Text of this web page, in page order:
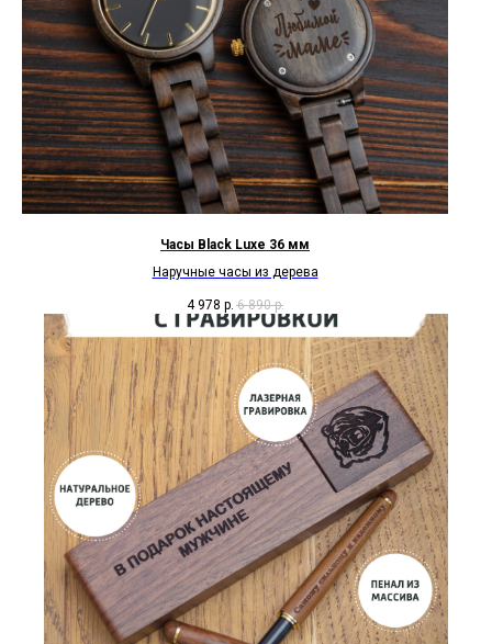
Часы Black Luxe 36 мм
Наручные часы из дерева
4 978 р. 6 890 р.